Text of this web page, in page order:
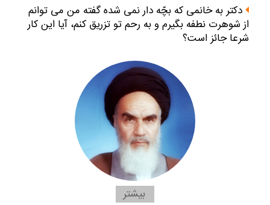
دكتر به خانمى كه بچّه‏ دار نمى‏ شده گفته من مى‏ توانم
از شوهرت نطفه بگيرم و به رحم تو تزريق كنم، آيا اين كار
شرعا جائز است؟
بيشتر